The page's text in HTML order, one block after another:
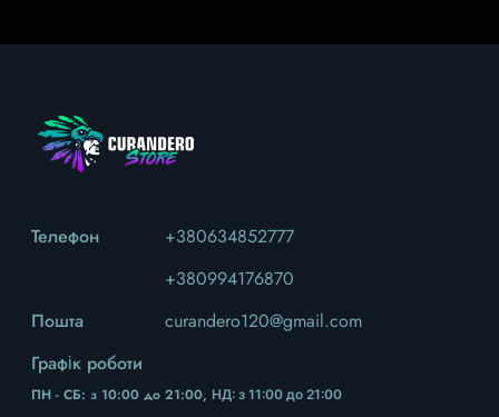
Телефон
+380634852777
+380994176870
Пошта
curandero120@gmail.com
Графік роботи
ПН - СБ: з 10:00 до 21:00, НД: з 11:00 до 21:00